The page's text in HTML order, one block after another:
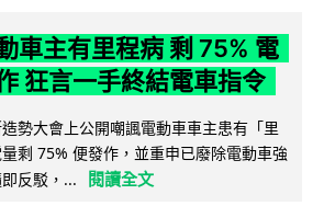
車主有里程病 剩 75% 電
狂言一手終結電車指令
勢大會上公開嘲諷電動車車主患有「里
剩 75% 便發作，並重申已廢除電動車強
反駁，...
閱讀全文